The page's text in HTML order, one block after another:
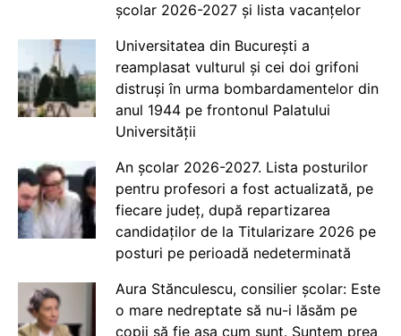
școlar 2026-2027 și lista vacanțelor
Universitatea din București a
reamplasat vulturul și cei doi grifoni
distruși în urma bombardamentelor din
anul 1944 pe frontonul Palatului
Universității
An școlar 2026-2027. Lista posturilor
pentru profesori a fost actualizată, pe
fiecare județ, după repartizarea
candidaților de la Titularizare 2026 pe
posturi pe perioadă nedeterminată
Aura Stănculescu, consilier școlar: Este
o mare nedreptate să nu-i lăsăm pe
copii să fie așa cum sunt. Suntem prea